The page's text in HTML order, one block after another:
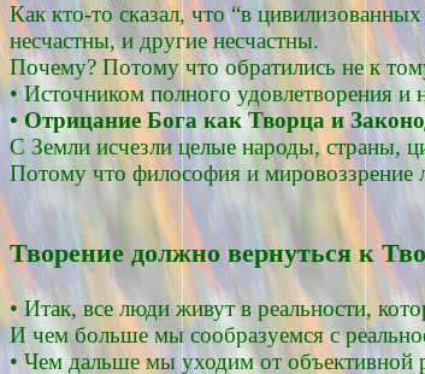
Как кто-то сказал, что “в
несчастны, и другие несчастны.
Почему? Потому что обратились не к
• Источником полного удовлетворения и
• Отрицание Бога как Творца и
С Земли исчезли целые народы, страны,
Потому что философия и мировоззрение
Творение должно вернуться к
• Итак, все люди живут в реальности,
И чем больше мы сообразуемся с
• Чем дальше мы уходим от объективной